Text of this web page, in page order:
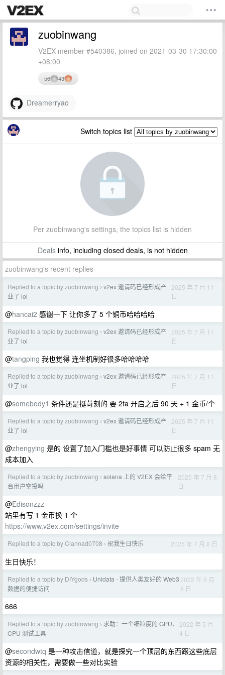
zuobinwang
V2EX member #540386, joined on 2021-03-30 17:30:00
+08:00
56 43
Dreamerryao
Switch topics list
Per zuobinwang's settings, the topics list is hidden
Dealsinfo, including closed deals, is not hidden
zuobinwang's recent replies
Replied to a topic by zuobinwang › v2ex 邀请码已经形成产
业了 lol
2025 年 7 月 11
日
@hancai2 感谢一下 让你多了 5 个铜币哈哈哈哈
Replied to a topic by zuobinwang › v2ex 邀请码已经形成产
业了 lol
2025 年 7 月 11
日
@tangping 我也觉得 连坐机制好很多哈哈哈哈
Replied to a topic by zuobinwang › v2ex 邀请码已经形成产
业了 lol
2025 年 7 月 11
日
@somebody1 条件还是挺苛刻的 要 2fa 开启之后 90 天 + 1 金币/个
Replied to a topic by zuobinwang › v2ex 邀请码已经形成产
业了 lol
2025 年 7 月 11
日
@zhengying 是的 设置了加入门槛也是好事情 可以防止很多 spam 无
成本加入
Replied to a topic by zuobinwang › solana 上的 V2EX 会给平
台用户空投吗
2025 年 7 月 8
日
@Edisonzzz
站里有写 1 金币换 1 个
https://www.v2ex.com/settings/invite
Replied to a topic by Clannad0708 › 祝我生日快乐 2025 年 7 月 8 日
生日快乐！
Replied to a topic by DIYgods › Unidata - 提供人类友好的 Web3
数据的便捷访问
2022 年 5 月
8 日
666
Replied to a topic by zuobinwang › 求助：一个细粒度的 GPU、
CPU 测试工具
2022 年 5 月
4 日
@secondwtq 是一种攻击信道，就是探究一个顶层的东西跟这些底层
资源的相关性，需要做一些对比实验